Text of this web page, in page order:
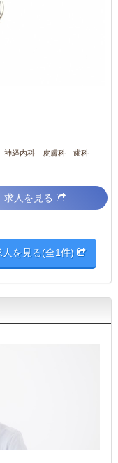
神経内科 皮膚科 歯科
求人を見る
人を見る(全1件)